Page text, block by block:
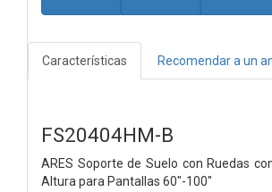
Características Recomendar a un
FS20404HM-B
ARES Soporte de Suelo con Ruedas
Altura para Pantallas 60"-100"